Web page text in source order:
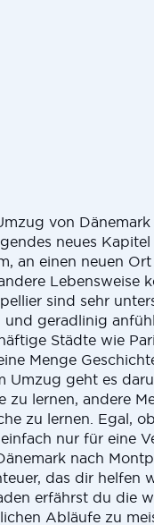
von
neues
an einen neuen
Lebensweise
sind sehr
und geradlinig
Städte wie
Menge
Umzug geht es
zu lernen, andere
zu lernen. Egal,
nur für eine
nach
das dir helfen
erfährst du die
Abläufe zu